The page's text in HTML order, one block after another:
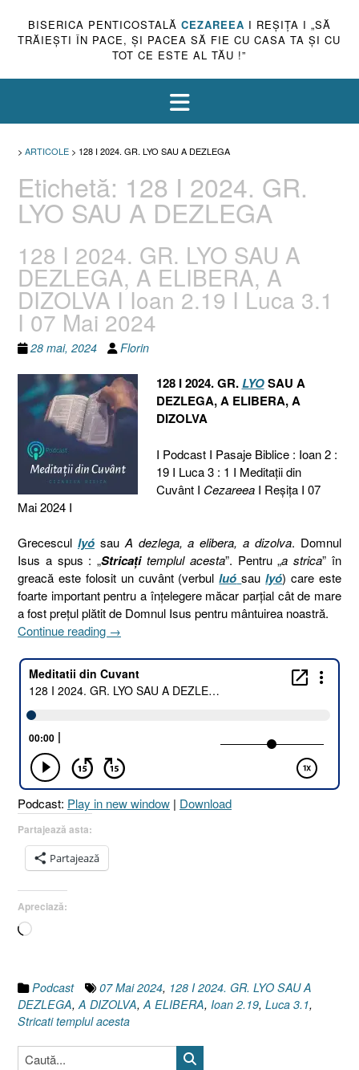
BISERICA PENTICOSTALĂ CEZAREEA I REŞIŢA I „SĂ
TRĂIEŞTI ÎN PACE, ŞI PACEA SĂ FIE CU CASA TA ŞI CU
TOT CE ESTE AL TĂU !”
> ARTICOLE > 128 I 2024. GR. LYO SAU A DEZLEGA
Etichetă: 128 I 2024. GR.
LYO SAU A DEZLEGA
128 I 2024. GR. LYO SAU A
DEZLEGA, A ELIBERA, A
DIZOLVA I Ioan 2.19 I Luca 3.1
I 07 Mai 2024
28 mai, 2024 Florin
128 I 2024. GR.LYOSAU A
DEZLEGA, A ELIBERA, A
DIZOLVA
I Podcast I Pasaje Biblice : Ioan 2 :
19 I Luca 3 : 1 I Meditaţii din
Cuvânt I CezareeaI Reşiţa I 07
Mai 2024 I
Grecescul lyósau A dezlega, a elibera, a dizolva. Domnul
Isus a spus : „Stricațitemplul acesta”. Pentru „a strica” în
greacă este folosit un cuvânt (verbulluó saulyó) care este
foarte important pentru a înțelegere măcar parțial cât de mare
a fost prețul plătit de Domnul Isus pentru mântuirea noastră.
Continue reading „128
2024.
GR.
LYO
A
ELIBERA,
A
Mai
2024”
→
Podcast: Play in new window | Download
Partajează asta:
Partajează
Apreciază:
Încarc...
Podcast 07 Mai 2024, 128 I 2024. GR. LYO SAU A
DEZLEGA, A DIZOLVA, A ELIBERA, Ioan 2.19, Luca 3.1,
Stricati templul acesta